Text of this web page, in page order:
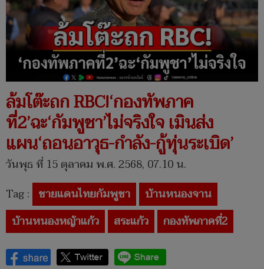
ล้มโต๊ะถก RBC!‘กองทัพภาค
ที่2’ฉะ‘กัมพูชา’ไม่จริงใจ เมินส่ง
แผน‘ถอนอาวุธ-กำลัง-กู้ทุ่นระเบิด’
วันพุธ ที่ 15 ตุลาคม พ.ศ. 2568, 07.10 น.
Tag : ชายแดนไทยกัมพูชา
บ้านหนองจาน
บ้านหนองหญ้าแก้ว
สระแก้ว กองทัพภาคที่2